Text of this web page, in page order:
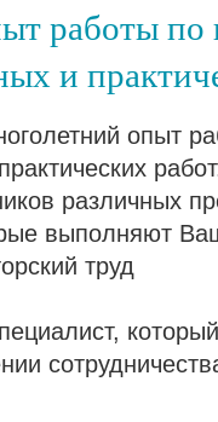
работы
и
опыт
различных
выполняют
труд